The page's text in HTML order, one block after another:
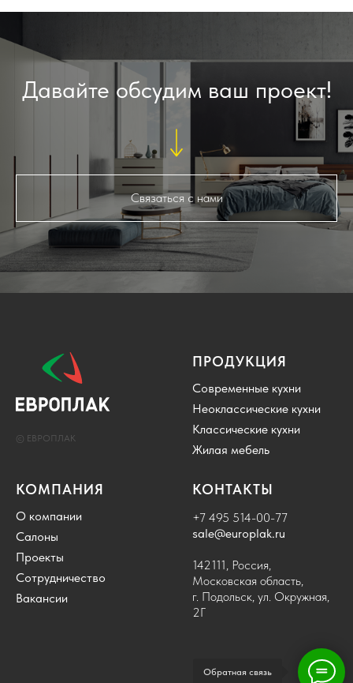
Давайте обсудим ваш проект!
Связаться с нами
© ЕВРОПЛАК
ПРОДУКЦИЯ
Современные кухни
Неоклассические кухни
Классические кухни
Жилая мебель
КОМПАНИЯ
О компании
Салоны
Проекты
Сотрудничество
Вакансии
КОНТАКТЫ
+7 495 514-00-77
sale@europlak.ru
142111, Россия,
Московская область,
г. Подольск, ул. Окружная,
2Г
Обратная связь